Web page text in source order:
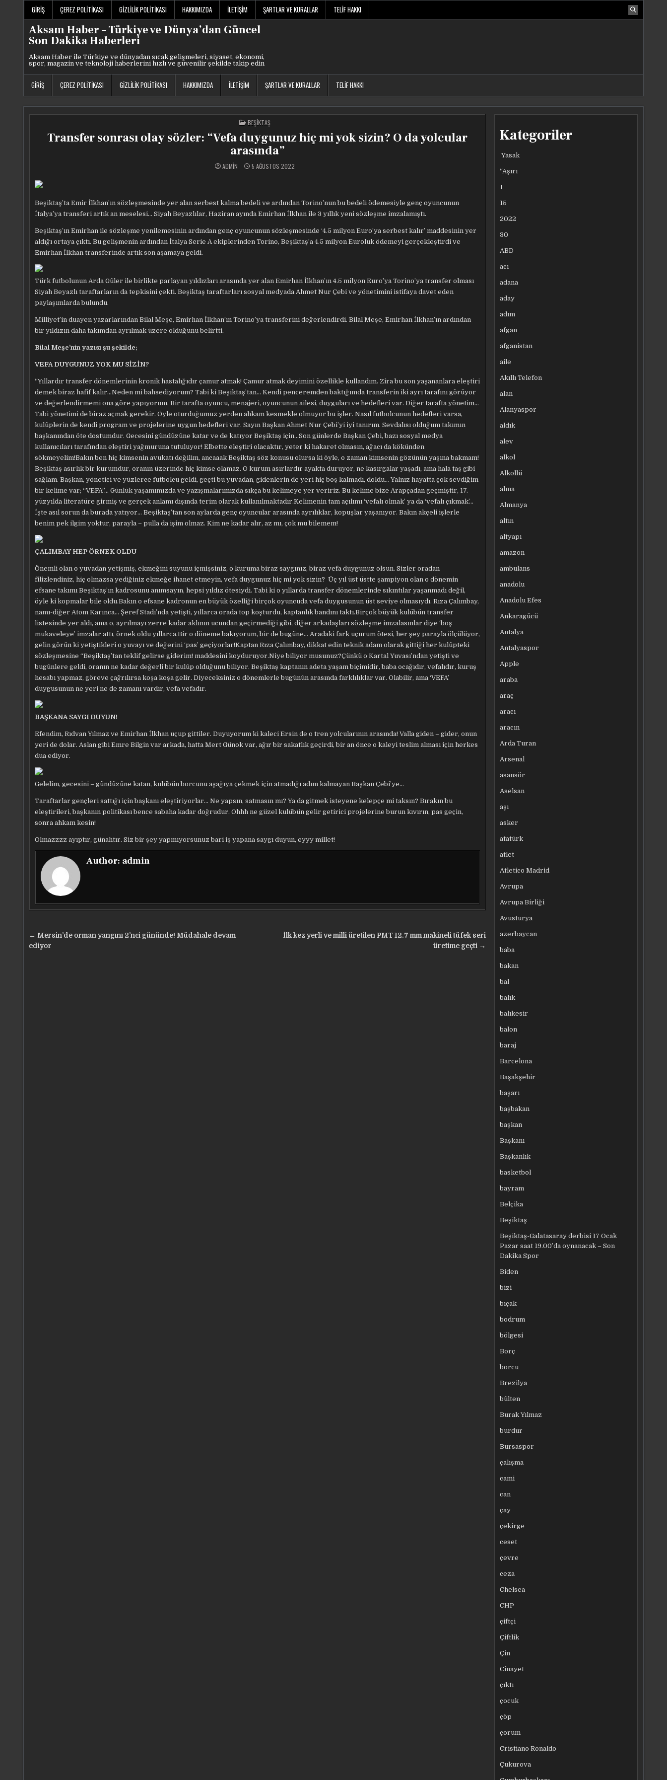
GIRIŞ ÇEREZ POLITIKASI GIZLILIK POLITIKASI HAKKIMIZDA İLETIŞIM ŞARTLAR VE KURALLAR TELIF HAKKI
Aksam Haber – Türkiye ve Dünya’dan Güncel
Son Dakika Haberleri
Aksam Haber ile Türkiye ve dünyadan sıcak gelişmeleri, siyaset, ekonomi,
spor, magazin ve teknoloji haberlerini hızlı ve güvenilir şekilde takip edin
GIRIŞ ÇEREZ POLITIKASI GIZLILIK POLITIKASI HAKKIMIZDA İLETIŞIM ŞARTLAR VE KURALLAR TELIF HAKKI
POSTED
IN
BEŞIKTAŞ
Transfer sonrası olay sözler: “Vefa duygunuz hiç mi yok sizin? O da yolcular
arasında”
ADMIN 5 AĞUSTOS 2022
Beşiktaş’ta Emir İlkhan’ın sözleşmesinde yer alan serbest kalma bedeli ve ardından Torino’nun bu bedeli ödemesiyle genç oyuncunun
İtalya’ya transferi artık an meselesi… Siyah Beyazlılar, Haziran ayında Emirhan İlkhan ile 3 yıllık yeni sözleşme imzalamıştı.
Beşiktaş’ın Emirhan ile sözleşme yenilemesinin ardından genç oyuncunun sözleşmesinde ‘4.5 milyon Euro’ya serbest kalır’ maddesinin yer
aldığı ortaya çıktı. Bu gelişmenin ardından İtalya Serie A ekiplerinden Torino, Beşiktaş’a 4.5 milyon Euroluk ödemeyi gerçekleştirdi ve
Emirhan İlkhan transferinde artık son aşamaya geldi.
Türk futbolunun Arda Güler ile birlikte parlayan yıldızları arasında yer alan Emirhan İlkhan’ın 4.5 milyon Euro’ya Torino’ya transfer olması
Siyah Beyazlı taraftarların da tepkisini çekti. Beşiktaş taraftarları sosyal medyada Ahmet Nur Çebi ve yönetimini istifaya davet eden
paylaşımlarda bulundu.
Milliyet’in duayen yazarlarından Bilal Meşe, Emirhan İlkhan’ın Torino’ya transferini değerlendirdi. Bilal Meşe, Emirhan İlkhan’ın ardından
bir yıldızın daha takımdan ayrılmak üzere olduğunu belirtti.
Bilal Meşe’nin yazısı şu şekilde;
VEFA DUYGUNUZ YOK MU SİZİN?
“Yıllardır transfer dönemlerinin kronik hastalığıdır çamur atmak! Çamur atmak deyimini özellikle kullandım. Zira bu son yaşananlara eleştiri
demek biraz hafif kalır…Neden mi bahsediyorum? Tabi ki Beşiktaş’tan… Kendi penceremden baktığımda transferin iki ayrı tarafını görüyor
ve değerlendirmemi ona göre yapıyorum. Bir tarafta oyuncu, menajeri, oyuncunun ailesi, duyguları ve hedefleri var. Diğer tarafta yönetim…
Tabi yönetimi de biraz açmak gerekir. Öyle oturduğumuz yerden ahkam kesmekle olmuyor bu işler. Nasıl futbolcunun hedefleri varsa,
kulüplerin de kendi program ve projelerine uygun hedefleri var. Sayın Başkan Ahmet Nur Çebi’yi iyi tanırım. Sevdalısı olduğum takımın
başkanından öte dostumdur. Gecesini gündüzüne katar ve de katıyor Beşiktaş için…Son günlerde Başkan Çebi, bazı sosyal medya
kullanıcıları tarafından eleştiri yağmuruna tutuluyor! Elbette eleştiri olacaktır, yeter ki hakaret olmasın, ağacı da kökünden
sökmeyelim!Bakın ben hiç kimsenin avukatı değilim, ancaaak Beşiktaş söz konusu olursa ki öyle, o zaman kimsenin gözünün yaşına bakmam!
Beşiktaş asırlık bir kurumdur, oranın üzerinde hiç kimse olamaz. O kurum asırlardır ayakta duruyor, ne kasırgalar yaşadı, ama hala taş gibi
sağlam. Başkan, yönetici ve yüzlerce futbolcu geldi, geçti bu yuvadan, gidenlerin de yeri hiç boş kalmadı, doldu… Yalnız hayatta çok sevdiğim
bir kelime var; “VEFA”… Günlük yaşamımızda ve yazışmalarımızda sıkça bu kelimeye yer veririz. Bu kelime bize Arapçadan geçmiştir, 17.
yüzyılda literatüre girmiş ve gerçek anlamı dışında terim olarak kullanılmaktadır.Kelimenin tam açılımı ‘vefalı olmak’ ya da ‘vefalı çıkmak’…
İşte asıl sorun da burada yatıyor… Beşiktaş’tan son aylarda genç oyuncular arasında ayrılıklar, kopuşlar yaşanıyor. Bakın akçeli işlerle
benim pek ilgim yoktur, parayla – pulla da işim olmaz. Kim ne kadar alır, az mı, çok mu bilemem!
ÇALIMBAY HEP ÖRNEK OLDU
Önemli olan o yuvadan yetişmiş, ekmeğini suyunu içmişsiniz, o kuruma biraz saygınız, biraz vefa duygunuz olsun. Sizler oradan
filizlendiniz, hiç olmazsa yediğiniz ekmeğe ihanet etmeyin, vefa duygunuz hiç mi yok sizin? Üç yıl üst üstte şampiyon olan o dönemin
efsane takımı Beşiktaş’ın kadrosunu anımsayın, hepsi yıldız ötesiydi. Tabi ki o yıllarda transfer dönemlerinde sıkıntılar yaşanmadı değil,
öyle ki kopmalar bile oldu.Bakın o efsane kadronun en büyük özelliği birçok oyuncuda vefa duygusunun üst seviye olmasıydı. Rıza Çalımbay,
namı-diğer Atom Karınca… Şeref Stadı’nda yetişti, yıllarca orada top koşturdu, kaptanlık bandını taktı.Birçok büyük kulübün transfer
listesinde yer aldı, ama o, ayrılmayı zerre kadar aklının ucundan geçirmediği gibi, diğer arkadaşları sözleşme imzalasınlar diye ‘boş
mukaveleye’ imzalar attı, örnek oldu yıllarca.Bir o döneme bakıyorum, bir de bugüne… Aradaki fark uçurum ötesi, her şey parayla ölçülüyor,
gelin görün ki yetiştikleri o yuvayı ve değerini ‘pas’ geçiyorlar!Kaptan Rıza Çalımbay, dikkat edin teknik adam olarak gittiği her kulüpteki
sözleşmesine “Beşiktaş’tan teklif gelirse giderim! maddesini koyduruyor.Niye biliyor musunuz?Çünkü o Kartal Yuvası’ndan yetişti ve
bugünlere geldi, oranın ne kadar değerli bir kulüp olduğunu biliyor. Beşiktaş kaptanın adeta yaşam biçimidir, baba ocağıdır, vefalıdır, kuruş
hesabı yapmaz, göreve çağrılırsa koşa koşa gelir. Diyeceksiniz o dönemlerle bugünün arasında farklılıklar var. Olabilir, ama ‘VEFA’
duygusunun ne yeri ne de zamanı vardır, vefa vefadır.
BAŞKANA SAYGI DUYUN!
Efendim, Rıdvan Yılmaz ve Emirhan İlkhan uçup gittiler. Duyuyorum ki kaleci Ersin de o tren yolcularının arasında! Valla giden – gider, onun
yeri de dolar. Aslan gibi Emre Bilgin var arkada, hatta Mert Günok var, ağır bir sakatlık geçirdi, bir an önce o kaleyi teslim alması için herkes
dua ediyor.
Gelelim, gecesini – gündüzüne katan, kulübün borcunu aşağıya çekmek için atmadığı adım kalmayan Başkan Çebi’ye…
Taraftarlar gençleri sattığı için başkanı eleştiriyorlar… Ne yapsın, satmasın mı? Ya da gitmek isteyene kelepçe mi taksın? Bırakın bu
eleştirileri, başkanın politikası bence sabaha kadar doğrudur. Ohhh ne güzel kulübün gelir getirici projelerine burun kıvırın, pas geçin,
sonra ahkam kesin!
Olmazzzz ayıptır, günahtır. Siz bir şey yapmıyorsunuz bari iş yapana saygı duyun, eyyy millet!
Author: admin
Yazı
gezinmesi
İlk kez yerli ve milli üretilen PMT 12.7 mm makineli tüfek seri
üretime geçti →
← Mersin’de orman yangını 2’nci gününde! Müdahale devam
ediyor
Kategoriler
Yasak
“Aşırı
1
15
2022
30
ABD
acı
adana
aday
adım
afgan
afganistan
aile
Akıllı Telefon
alan
Alanyaspor
aldık
alev
alkol
Alkollü
alma
Almanya
altın
altyapı
amazon
ambulans
anadolu
Anadolu Efes
Ankaragücü
Antalya
Antalyaspor
Apple
araba
araç
aracı
aracın
Arda Turan
Arsenal
asansör
Aselsan
aşı
asker
atatürk
atlet
Atletico Madrid
Avrupa
Avrupa Birliği
Avusturya
azerbaycan
baba
bakan
bal
balık
balıkesir
balon
baraj
Barcelona
Başakşehir
başarı
başbakan
başkan
Başkanı
Başkanlık
basketbol
bayram
Belçika
Beşiktaş
Beşiktaş-Galatasaray derbisi 17 Ocak
Pazar saat 19.00’da oynanacak – Son
Dakika Spor
Biden
bizi
bıçak
bodrum
bölgesi
Borç
borcu
Brezilya
bülten
Burak Yılmaz
burdur
Bursaspor
çalışma
cami
can
çay
çekirge
ceset
çevre
ceza
Chelsea
CHP
çiftçi
Çiftlik
Çin
Cinayet
çıktı
çocuk
çöp
çorum
Cristiano Ronaldo
Çukurova